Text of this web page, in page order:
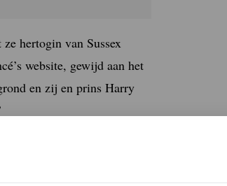
hertogin van Sussex
website, gewijd aan het
en zij en prins Harry